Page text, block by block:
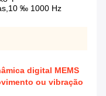
‰ 1000 Hz
digital MEMS
ou vibração